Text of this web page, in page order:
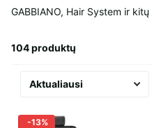
GABBIANO, Hair System ir
104 produktų
-13%